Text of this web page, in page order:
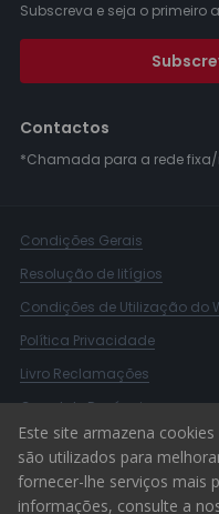
Subscreva e seja o primeiro
Contactos
*Chamada para a rede
Condições Gerais
Resolução de litígios
Condições de Utilização do
Política Privacidade
Livro Reclamações
Canal de Denúncias
© 2026 ERA Portugal
Este site armazena
são utilizados para
fornecer-lhe serviços mais
informações, consulte a